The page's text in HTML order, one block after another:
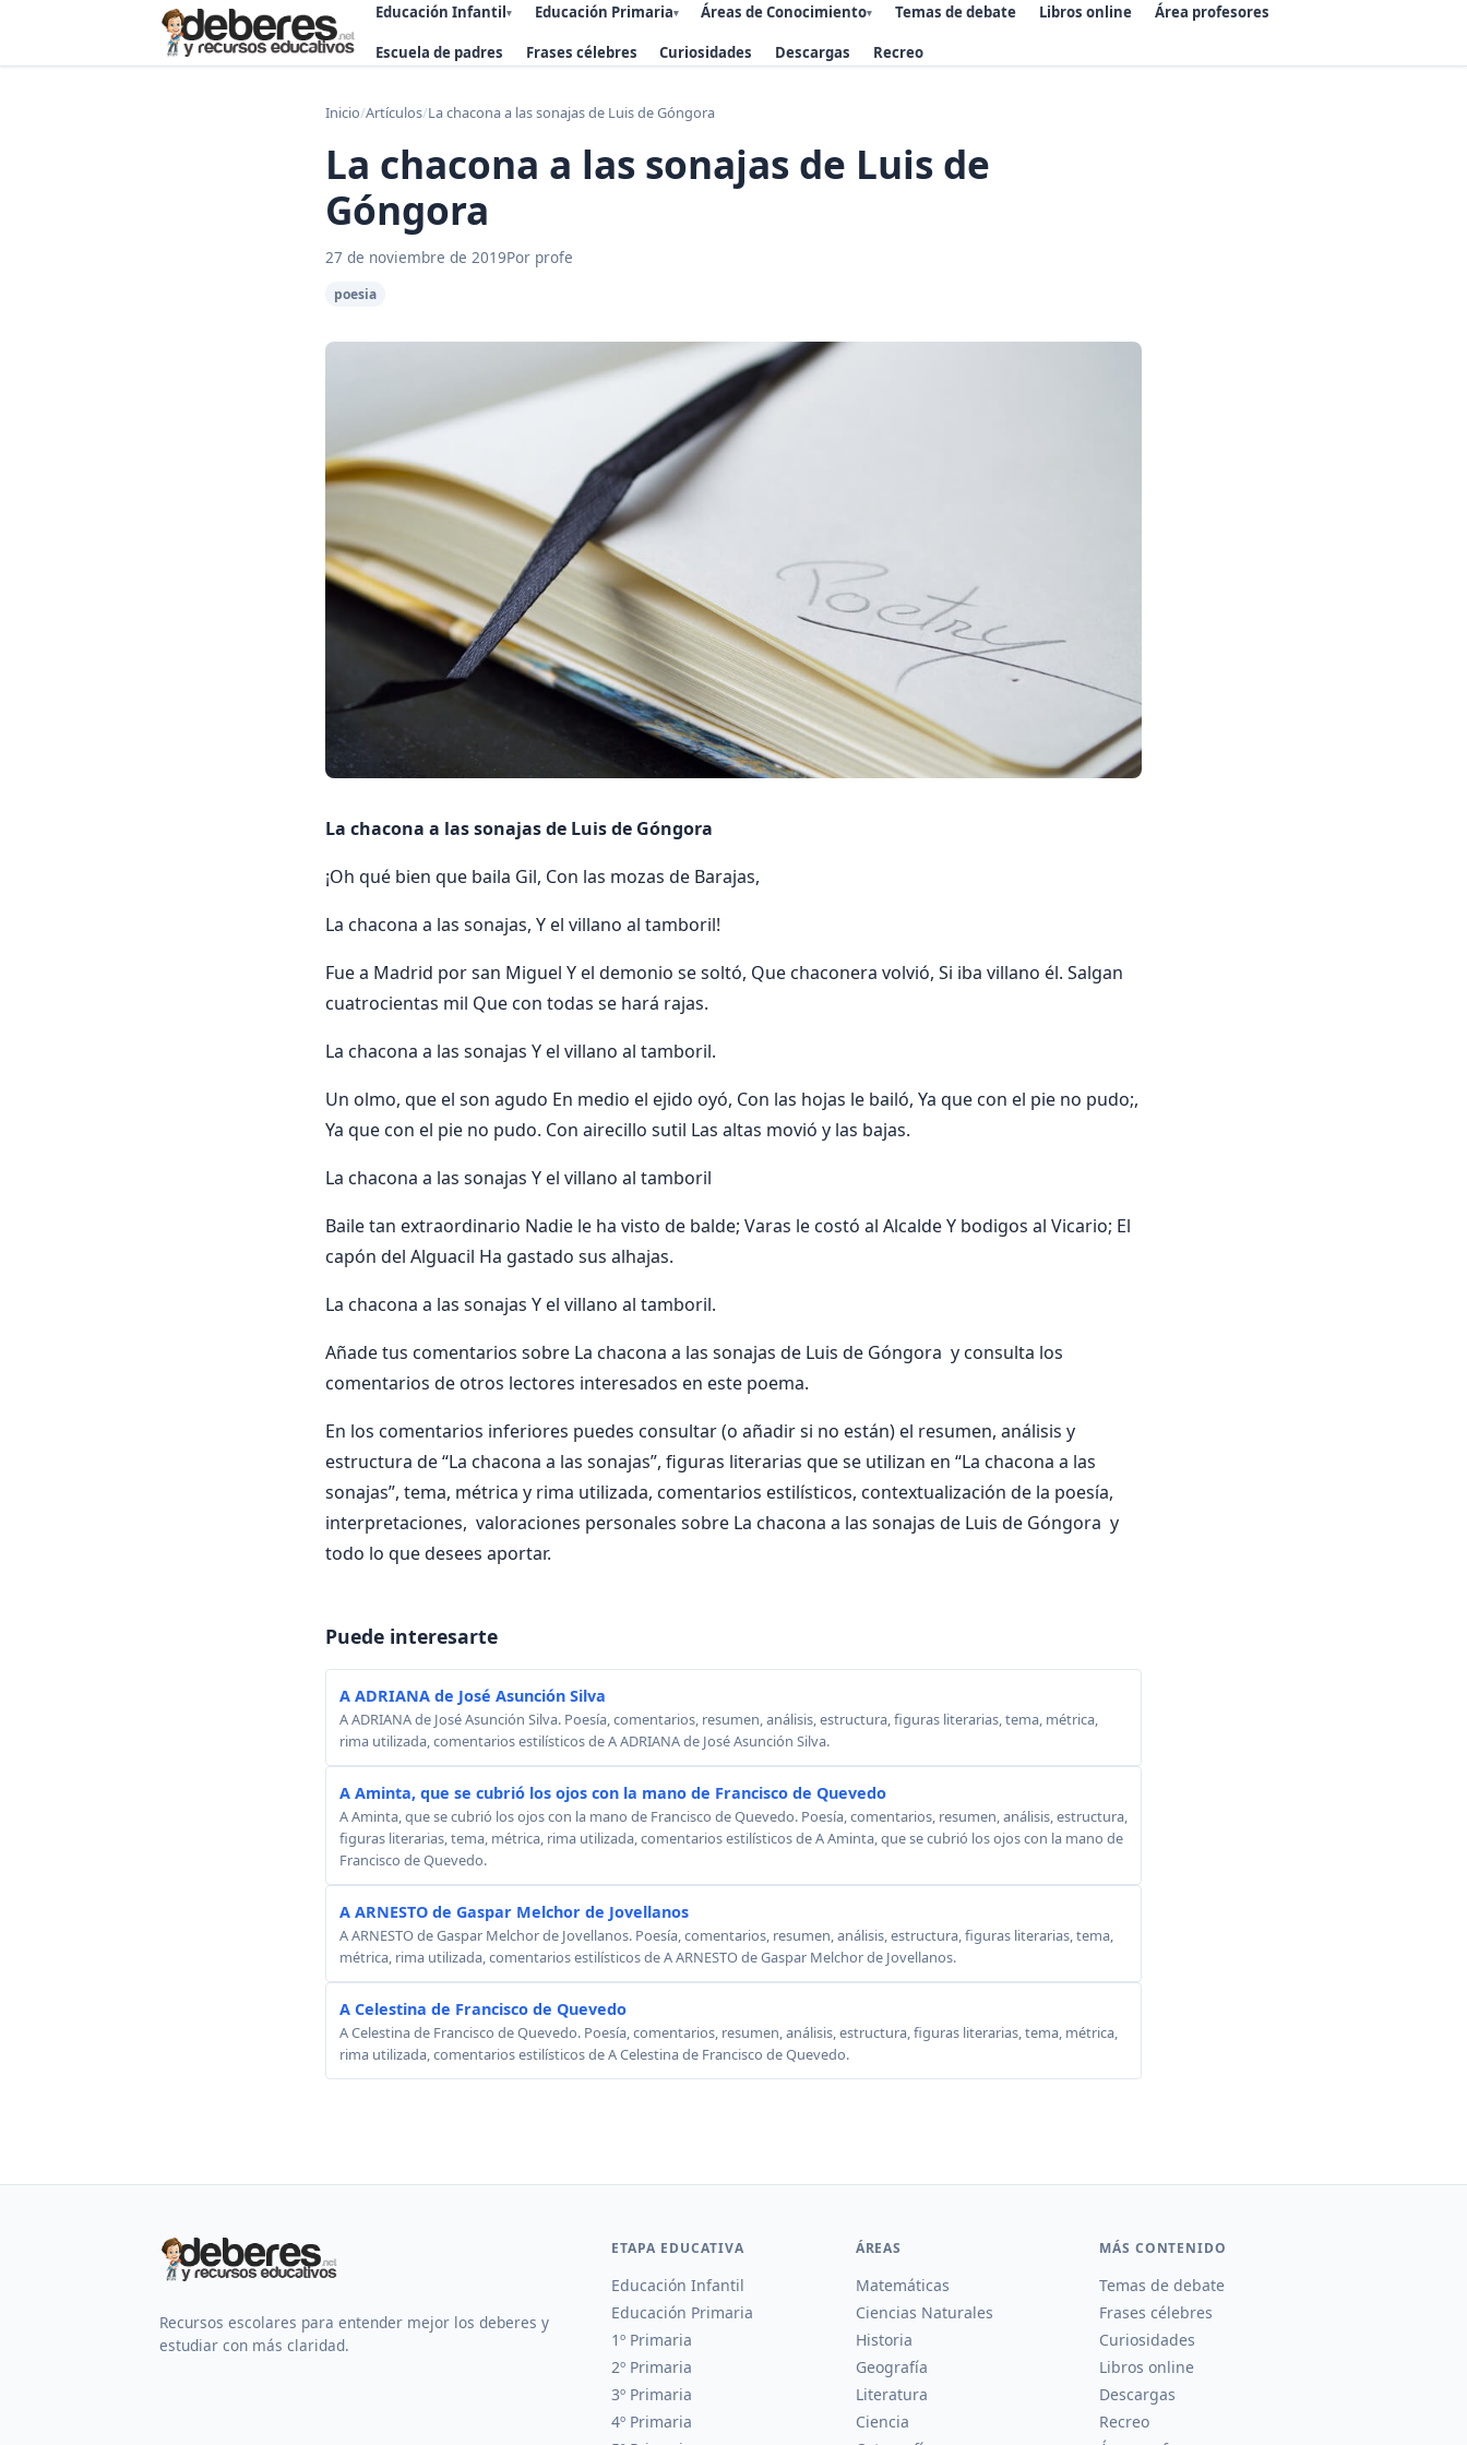
Educación Infantil▾ Educación Primaria▾ Áreas de Conocimiento▾ Temas de debate Libros online Área profesores
Escuela de padres Frases célebres Curiosidades Descargas Recreo
Inicio/Artículos/La chacona a las sonajas de Luis de Góngora
La chacona a las sonajas de Luis de
Góngora
27 de noviembre de 2019Por profe
poesia
La chacona a las sonajas de Luis de Góngora
¡Oh qué bien que baila Gil, Con las mozas de Barajas,
La chacona a las sonajas, Y el villano al tamboril!
Fue a Madrid por san Miguel Y el demonio se soltó, Que chaconera volvió, Si iba villano él. Salgan
cuatrocientas mil Que con todas se hará rajas.
La chacona a las sonajas Y el villano al tamboril.
Un olmo, que el son agudo En medio el ejido oyó, Con las hojas le bailó, Ya que con el pie no pudo;,
Ya que con el pie no pudo. Con airecillo sutil Las altas movió y las bajas.
La chacona a las sonajas Y el villano al tamboril
Baile tan extraordinario Nadie le ha visto de balde; Varas le costó al Alcalde Y bodigos al Vicario; El
capón del Alguacil Ha gastado sus alhajas.
La chacona a las sonajas Y el villano al tamboril.
Añade tus comentarios sobre La chacona a las sonajas de Luis de Góngora y consulta los
comentarios de otros lectores interesados en este poema.
En los comentarios inferiores puedes consultar (o añadir si no están) el resumen, análisis y
estructura de “La chacona a las sonajas”, figuras literarias que se utilizan en “La chacona a las
sonajas”, tema, métrica y rima utilizada, comentarios estilísticos, contextualización de la poesía,
interpretaciones, valoraciones personales sobre La chacona a las sonajas de Luis de Góngora y
todo lo que desees aportar.
Puede interesarte
A ADRIANA de José Asunción Silva
A ADRIANA de José Asunción Silva. Poesía, comentarios, resumen, análisis, estructura, figuras literarias, tema, métrica,
rima utilizada, comentarios estilísticos de A ADRIANA de José Asunción Silva.
A Aminta, que se cubrió los ojos con la mano de Francisco de Quevedo
A Aminta, que se cubrió los ojos con la mano de Francisco de Quevedo. Poesía, comentarios, resumen, análisis, estructura,
figuras literarias, tema, métrica, rima utilizada, comentarios estilísticos de A Aminta, que se cubrió los ojos con la mano de
Francisco de Quevedo.
A ARNESTO de Gaspar Melchor de Jovellanos
A ARNESTO de Gaspar Melchor de Jovellanos. Poesía, comentarios, resumen, análisis, estructura, figuras literarias, tema,
métrica, rima utilizada, comentarios estilísticos de A ARNESTO de Gaspar Melchor de Jovellanos.
A Celestina de Francisco de Quevedo
A Celestina de Francisco de Quevedo. Poesía, comentarios, resumen, análisis, estructura, figuras literarias, tema, métrica,
rima utilizada, comentarios estilísticos de A Celestina de Francisco de Quevedo.
Recursos escolares para entender mejor los deberes y
estudiar con más claridad.
ETAPA EDUCATIVA
Educación Infantil
Educación Primaria
1º Primaria
2º Primaria
3º Primaria
4º Primaria
ÁREAS
Matemáticas
Ciencias Naturales
Historia
Geografía
Literatura
Ciencia
MÁS CONTENIDO
Temas de debate
Frases célebres
Curiosidades
Libros online
Descargas
Recreo